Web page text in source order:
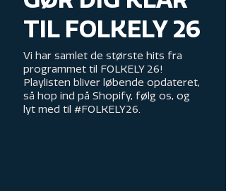
TIL FOLKELY 26
Vi har samlet de største hits fra
programmet til FOLKELY 26!
Playlisten bliver løbende opdateret,
så hop ind på Shopify, følg os, og
lyt med til #FOLKELY26.